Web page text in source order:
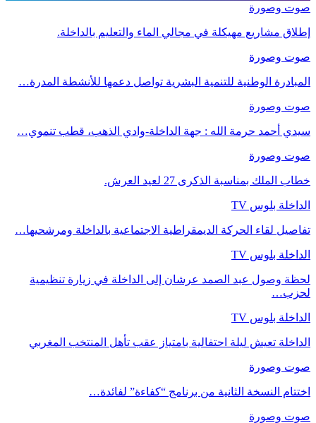
صوت وصورة
إطلاق مشاريع مهيكلة في مجالي الماء والتعليم بالداخلة.
صوت وصورة
المبادرة الوطنية للتنمية البشرية تواصل دعمها للأنشطة المدرة…
صوت وصورة
سيدي أحمد حرمة الله : جهة الداخلة-وادي الذهب، قطب تنموي…
صوت وصورة
خطاب الملك بمناسبة الذكرى 27 لعيد العرش.
الداخلة بلوس TV
تفاصيل لقاء الحركة الديمقراطية الاجتماعية بالداخلة ومرشحيها…
الداخلة بلوس TV
لحظة وصول عبد الصمد عرشان إلى الداخلة في زيارة تنظيمية
لحزب…
الداخلة بلوس TV
الداخلة تعيش ليلة احتفالية بامتياز عقب تأهل المنتخب المغربي
صوت وصورة
اختتام النسخة الثانية من برنامج “كفاءة” لفائدة…
صوت وصورة